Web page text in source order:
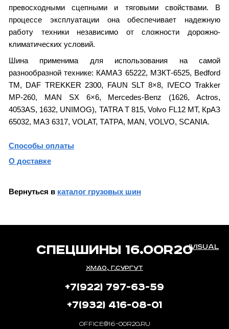
превосходными сцепными и тяговыми свойствами. В
процессе эксплуатации она обеспечивает надежную
работу техники независимо от сложности дорожно-
климатических условий.
Шина применима для использования на самой
разнообразной технике: КАМАЗ 65222, МЗКТ-6525, Bedford
TM, DAF TREKKER 2300, FAUN SLT 8×8, IVECO Trakker
MP-260, MAN SX 6×6, Mercedes-Benz (1626, Actros,
4053AS, 1632, UNIMOG), TATRA T 815, Volvo FL12 MT, КрАЗ
65032, МАЗ 6317, VOLAT, ТАТРА, MAN, VOLVO, SCANIA.
Способы оплаты
О доставке
Вернуться в каталог грузовых шин
СПЕЦШИНЫ 16.00R20
ХМАО, Г.СУРГУТ
+7(922) 797-63-59
+7(932) 416-08-01
OFFICE@16-00R20.RU
IVISUAL